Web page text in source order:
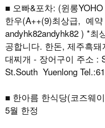
■ 오빠&포차: (윈롱
한우(A++(9)최상급, 예약
andyhk82andyhk82 ) *최
공합니다. 한돈, 제주흑
대찌개 - 장어구이 주소 :
St.South Yuenlong
■ 한아름 한식당(코즈웨
5월 한정